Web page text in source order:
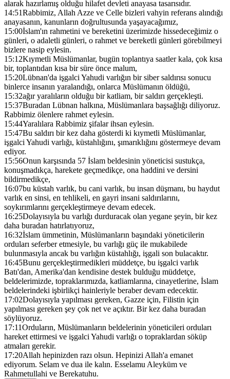
alarak hazırlamış olduğu hilafet devleti anayasa tasarısıdır.
14:51Rabbimiz, Allah Azze ve Celle bizleri vahyin referans alındığı
anayasanın, kanunların doğrultusunda yaşayacağımız,
15:00İslam'ın rahmetini ve bereketini üzerimizde hissedeceğimiz o
günleri, o adaletli günleri, o rahmet ve bereketli günleri görebilmeyi
bizlere nasip eylesin.
15:12Kıymetli Müslümanlar, bugün toplantıya saatler kala, çok kısa
bir, toplantıdan kısa bir süre önce malum,
15:20Lübnan'da işgalci Yahudi varlığın bir siber saldırısı sonucu
binlerce insanın yaralandığı, onlarca Müslümanın öldüğü,
15:32ağır yaralıların olduğu bir katliam, bir saldırı gerçekleşti.
15:37Buradan Lübnan halkına, Müslümanlara başsağlığı diliyoruz.
Rabbimiz ölenlere rahmet eylesin.
15:44Yaralılara Rabbimiz şifalar ihsan eylesin.
15:47Bu saldırı bir kez daha gösterdi ki kıymetli Müslümanlar,
işgalci Yahudi varlığı, küstahlığını, şımarıklığını göstermeye devam
ediyor.
15:56Onun karşısında 57 İslam beldesinin yöneticisi sustukça,
konuşmadıkça, harekete geçmedikçe, ona haddini ve dersini
bildirmedikçe,
16:07bu küstah varlık, bu cani varlık, bu insan düşmanı, bu haydut
varlık en sinsi, en tehlikeli, en gayri insani saldırılarını,
soykırımlarını gerçekleştirmeye devam edecek.
16:25Dolayısıyla bu varlığı durduracak olan yegane şeyin, bir kez
daha buradan hatırlatıyoruz,
16:32İslam ümmetinin, Müslümanların başındaki yöneticilerin
orduları seferber etmesiyle, bu varlığı güç ile mukabilede
bulunmasıyla ancak bu varlığın küstahlığı, işgali son bulacaktır.
16:45Bunu gerçekleştirmedikleri müddetçe, bu işgalci varlık
Batı'dan, Amerika'dan kendisine destek bulduğu müddetçe,
beldelerimizde, topraklarımızda, katliamlarına, cinayetlerine, İslam
beldelerindeki işbirlikçi hainleriyle beraber devam edecektir.
17:02Dolayısıyla yapılması gereken, Gazze için, Filistin için
yapılması gereken şey çok net ve açıktır. Bir kez daha buradan
söylüyoruz.
17:11Orduların, Müslümanların beldelerinin yöneticileri orduları
hareket ettirmesi ve işgalci Yahudi varlığı o topraklardan söküp
atmaları gerekir.
17:20Allah hepinizden razı olsun. Hepinizi Allah'a emanet
ediyorum. Selam ve dua ile kalın. Esselamu Aleyküm ve
Rahmetullahi ve Berekatuhu.